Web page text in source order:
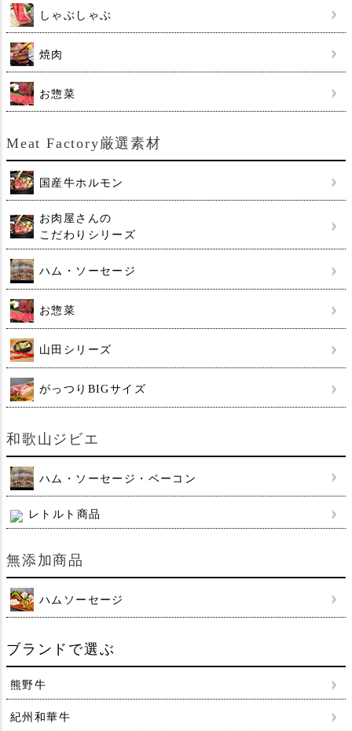
しゃぶしゃぶ
焼肉
お惣菜
Meat Factory厳選素材
国産牛ホルモン
お肉屋さんの
こだわりシリーズ
ハム・ソーセージ
お惣菜
山田シリーズ
がっつりBIGサイズ
和歌山ジビエ
ハム・ソーセージ・ベーコン
レトルト商品
無添加商品
ハムソーセージ
ブランドで選ぶ
熊野牛
紀州和華牛